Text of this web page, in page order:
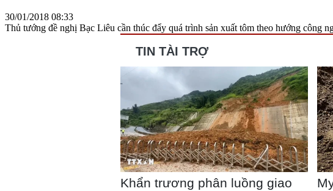
30/01/2018 08:33
Thủ tướng đề nghị Bạc Liêu cần thúc đẩy quá trình sản xuất tôm theo hướng công